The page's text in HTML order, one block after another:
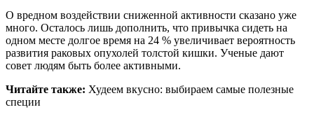
О вредном воздействии сниженной активности сказано уже
много. Осталось лишь дополнить, что привычка сидеть на
одном месте долгое время на 24 % увеличивает вероятность
развития раковых опухолей толстой кишки. Ученые дают
совет людям быть более активными.
Читайте также: Худеем вкусно: выбираем самые полезные
специи